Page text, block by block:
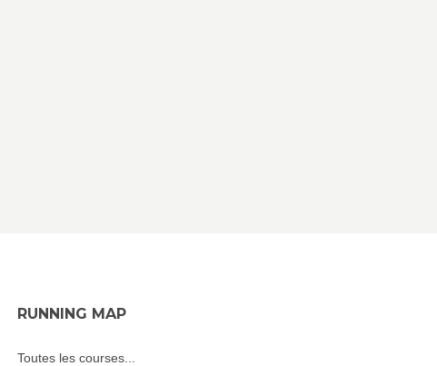
RUNNING MAP
Toutes les courses...